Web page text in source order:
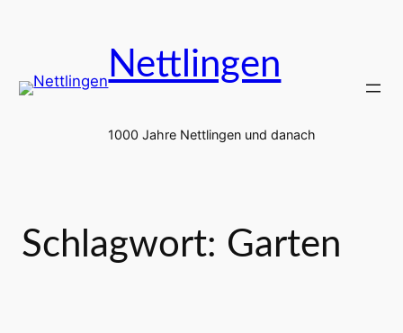
Nettlingen
1000 Jahre Nettlingen und danach
Schlagwort: Garten